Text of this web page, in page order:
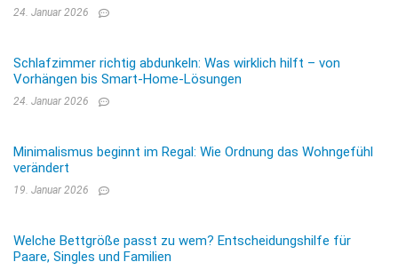
24. Januar 2026
Schlafzimmer richtig abdunkeln: Was wirklich hilft – von
Vorhängen bis Smart-Home-Lösungen
24. Januar 2026
Minimalismus beginnt im Regal: Wie Ordnung das Wohngefühl
verändert
19. Januar 2026
Welche Bettgröße passt zu wem? Entscheidungshilfe für
Paare, Singles und Familien